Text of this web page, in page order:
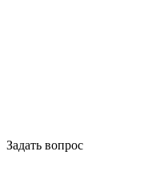
Задать вопрос